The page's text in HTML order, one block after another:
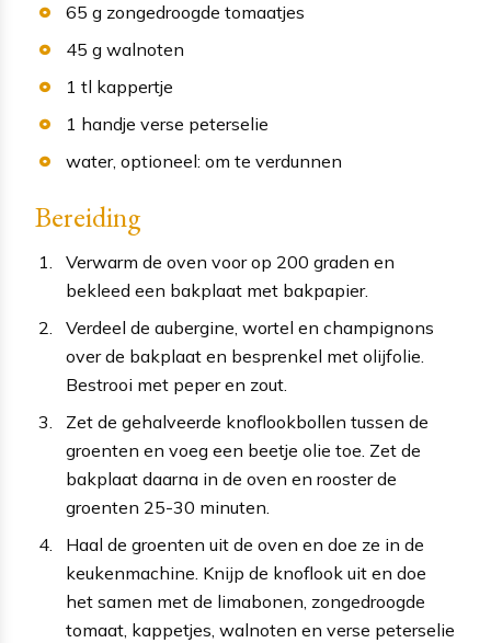
65 g zongedroogde tomaatjes
45 g walnoten
1 tl kappertje
1 handje verse peterselie
water, optioneel: om te verdunnen
Bereiding
Verwarm de oven voor op 200 graden en
bekleed een bakplaat met bakpapier.
Verdeel de aubergine, wortel en champignons
over de bakplaat en besprenkel met olijfolie.
Bestrooi met peper en zout.
Zet de gehalveerde knoflookbollen tussen de
groenten en voeg een beetje olie toe. Zet de
bakplaat daarna in de oven en rooster de
groenten 25-30 minuten.
Haal de groenten uit de oven en doe ze in de
keukenmachine. Knijp de knoflook uit en doe
het samen met de limabonen, zongedroogde
tomaat, kappetjes, walnoten en verse peterselie